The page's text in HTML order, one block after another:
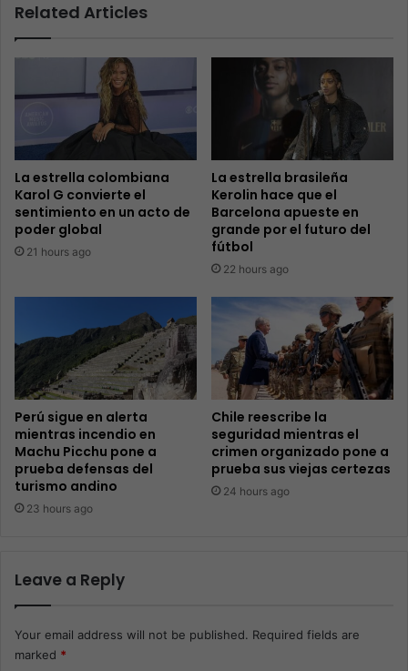
Related Articles
La estrella colombiana
Karol G convierte el
sentimiento en un acto de
poder global
21 hours ago
La estrella brasileña
Kerolin hace que el
Barcelona apueste en
grande por el futuro del
fútbol
22 hours ago
Perú sigue en alerta
mientras incendio en
Machu Picchu pone a
prueba defensas del
turismo andino
23 hours ago
Chile reescribe la
seguridad mientras el
crimen organizado pone a
prueba sus viejas certezas
24 hours ago
Leave a Reply
Your email address will not be published. Required fields are
marked *